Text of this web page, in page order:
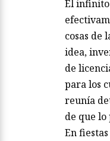
El
cosas de
idea,
de
para los
reunía
de que
En